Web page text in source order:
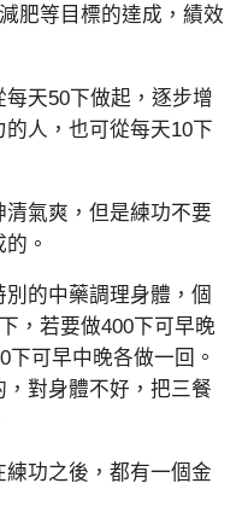
肥等目標的達成，績效
天50下做起，逐步增
人，也可從每天10下
氣爽，但是練功不要
。
的中藥調理身體，個
，若要做400下可早晚
可早中晚各做一回。
對身體不好，把三餐
功之後，都有一個金